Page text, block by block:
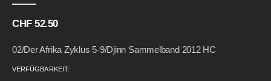
CHF 52.50
02/Der Afrika Zyklus 5-9/Djinn Sammelband 2012 HC
VERFÜGBARKEIT:
end
of
beginning
of